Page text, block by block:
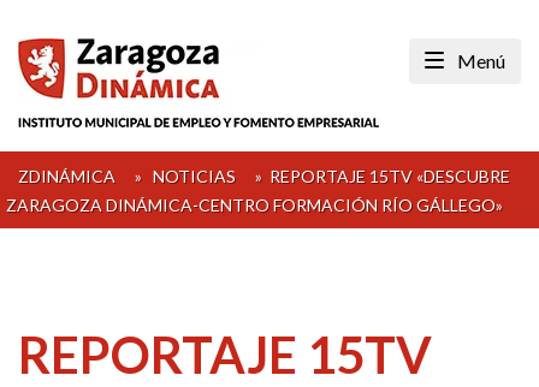
content
Menú
ZDINÁMICA » NOTICIAS » REPORTAJE 15TV «DESCUBRE
ZARAGOZA DINÁMICA-CENTRO FORMACIÓN RÍO GÁLLEGO»
REPORTAJE 15TV